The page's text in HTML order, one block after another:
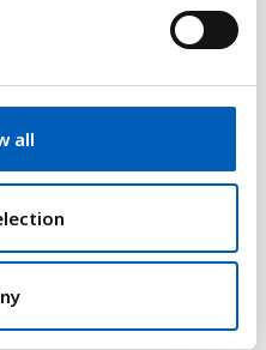
all
av
man äger ett eget
mål 11 blandFN:s 17
och delmål 11,1
alla till fullgoda,